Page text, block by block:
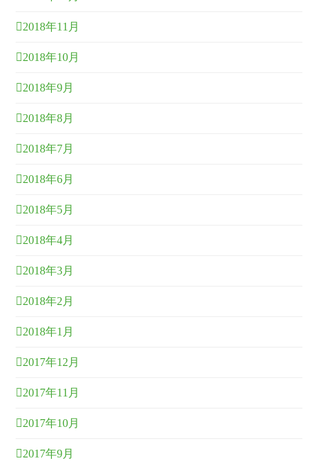
2018年11月
2018年10月
2018年9月
2018年8月
2018年7月
2018年6月
2018年5月
2018年4月
2018年3月
2018年2月
2018年1月
2017年12月
2017年11月
2017年10月
2017年9月